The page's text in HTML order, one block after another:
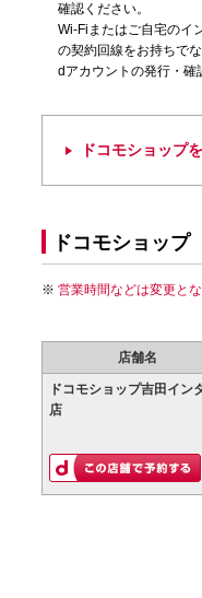
確認ください。
Wi-Fiまたはご自宅のイ
の契約回線をお持ちで
dアカウントの発行・確
ドコモショップ
ドコモショップ
営業時間などは変更と
店舗名
ドコモショップ吉田イン
店